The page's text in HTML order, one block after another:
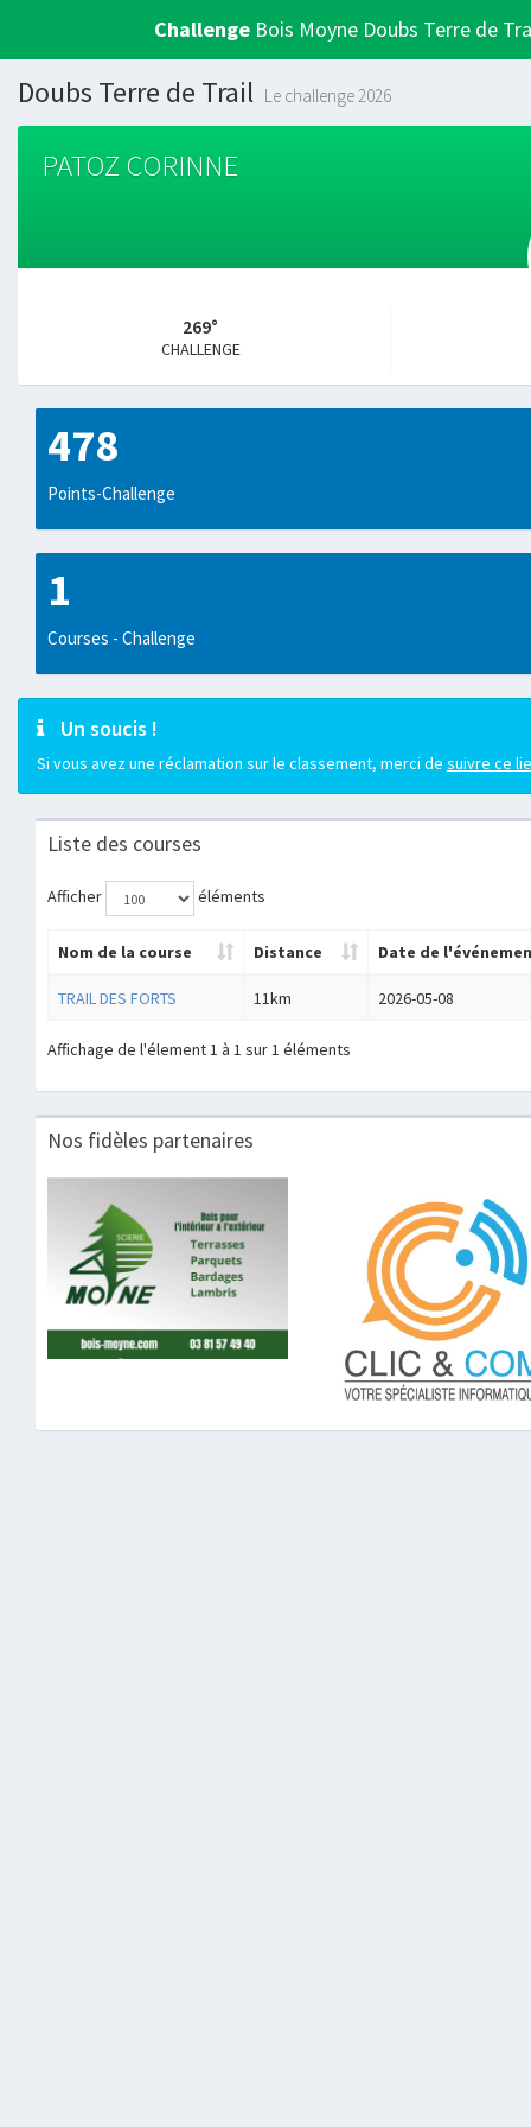
Challenge Bois Moyne Doubs Terre de
Doubs Terre de Trail Le challenge 2026
PATOZ CORINNE
269°
CHALLENGE
478
Points-Challenge
1
Courses - Challenge
Un soucis !
Si vous avez une réclamation sur le classement, merci de suivre ce
Liste des courses
Afficher éléments
Nom de la course Distance Date de
TRAIL DES FORTS 11km 2026-05-08
Affichage de l'élement 1 à 1 sur 1 éléments
Nos fidèles partenaires